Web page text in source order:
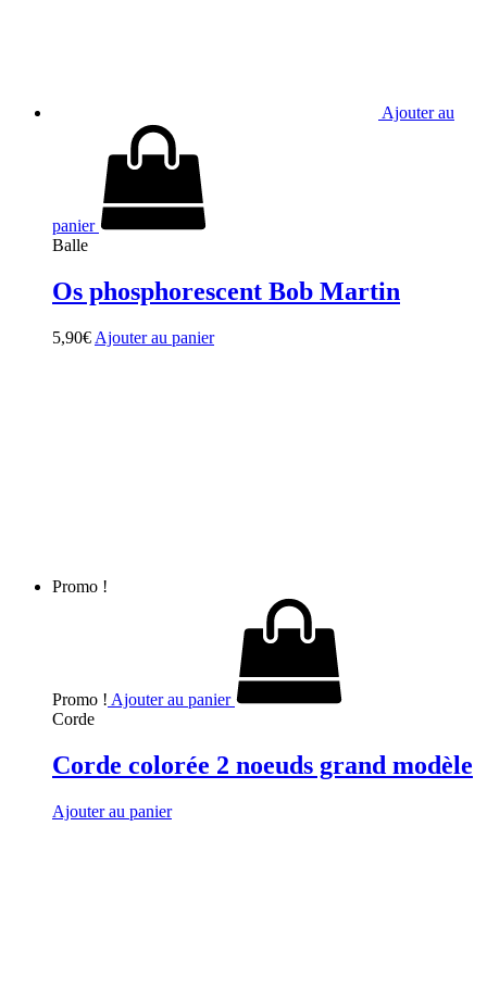
Ajouter au
panier
Balle
Os phosphorescent Bob Martin
5,90€ Ajouter au panier
Promo !
Promo ! Ajouter au panier
Corde
Corde colorée 2 noeuds grand modèle
Ajouter au panier